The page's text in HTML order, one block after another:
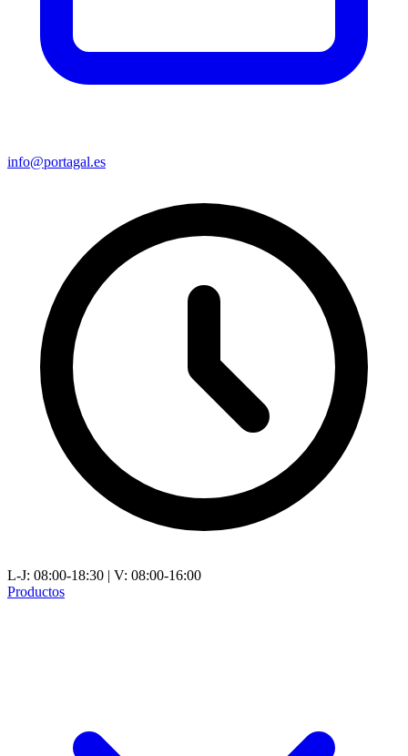
info@portagal.es
L-J: 08:00-18:30 | V: 08:00-16:00
Productos